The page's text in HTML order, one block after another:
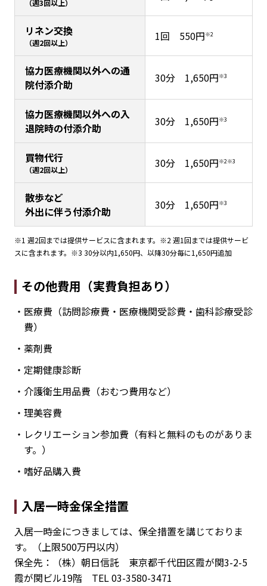
（週3回以上）
リネン交換
（週2回以上） 1回 550円※2
協力医療機関以外への通
院付添介助
30分 1,650円※3
協力医療機関以外への入
退院時の付添介助
30分 1,650円※3
買物代行
（週2回以上） 30分 1,650円※2※3
散歩など
外出に伴う付添介助
30分 1,650円※3
※1 週2回までは提供サービスに含まれます。※2 週1回までは提供サービ
スに含まれます。※3 30分以内1,650円、以降30分毎に1,650円追加
その他費用（実費負担あり）
・医療費（訪問診療費・医療機関受診費・歯科診療受診
費）
・薬剤費
・定期健康診断
・介護衛生用品費（おむつ費用など）
・理美容費
・レクリエーション参加費（有料と無料のものがありま
す。）
・嗜好品購入費
入居一時金保全措置
入居一時金につきましては、保全措置を講じておりま
す。（上限500万円以内）
保全先：（株）朝日信託 東京都千代田区霞が関3-2-5
霞が関ビル19階 TEL 03-3580-3471